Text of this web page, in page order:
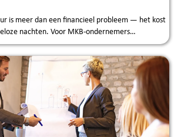
is meer dan een financieel probleem — het kost
nachten. Voor MKB-ondernemers…